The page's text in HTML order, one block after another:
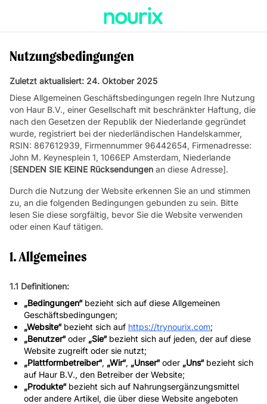
Nutzungsbedingungen
Zuletzt aktualisiert: 24. Oktober 2025
Diese Allgemeinen Geschäftsbedingungen regeln Ihre Nutzung
von Haur B.V., einer Gesellschaft mit beschränkter Haftung, die
nach den Gesetzen der Republik der Niederlande gegründet
wurde, registriert bei der niederländischen Handelskammer,
RSIN: 867612939, Firmennummer 96442654, Firmenadresse:
John M. Keynesplein 1, 1066EP Amsterdam, Niederlande
[SENDEN SIE KEINE Rücksendungen an diese Adresse].
Durch die Nutzung der Website erkennen Sie an und stimmen
zu, an die folgenden Bedingungen gebunden zu sein. Bitte
lesen Sie diese sorgfältig, bevor Sie die Website verwenden
oder einen Kauf tätigen.
1. Allgemeines
1.1 Definitionen:
„Bedingungen“bezieht sich auf diese Allgemeinen
Geschäftsbedingungen;
„Website“bezieht sich auf https://trynourix.com;
„Benutzer“oder „Sie“bezieht sich auf jeden, der auf diese
Website zugreift oder sie nutzt;
„Plattformbetreiber“, „Wir“, „Unser“oder „Uns“bezieht sich
auf Haur B.V., den Betreiber der Website;
„Produkte“bezieht sich auf Nahrungsergänzungsmittel
oder andere Artikel, die über diese Website angeboten